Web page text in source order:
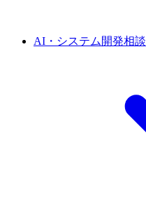
AI・システム開発相談